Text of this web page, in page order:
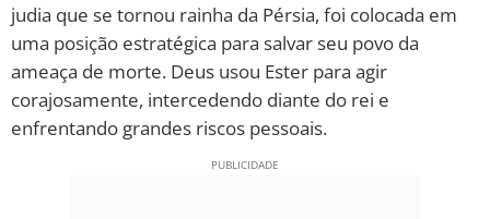
judia que se tornou rainha da Pérsia, foi colocada em
uma posição estratégica para salvar seu povo da
ameaça de morte. Deus usou Ester para agir
corajosamente, intercedendo diante do rei e
enfrentando grandes riscos pessoais.